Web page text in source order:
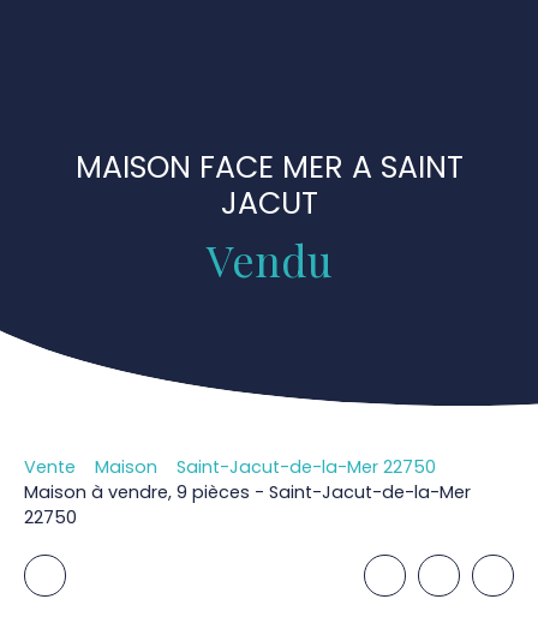
MAISON FACE MER A SAINT
JACUT
Vendu
Vente Maison
Saint-Jacut-de-la-Mer 22750
Maison à vendre, 9 pièces - Saint-Jacut-de-la-Mer
22750